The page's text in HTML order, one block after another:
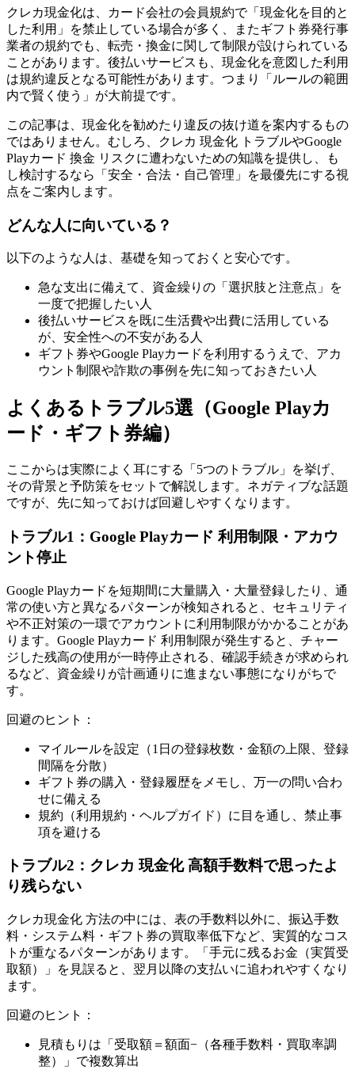
クレカ現金化は、カード会社の会員規約で「現金化を目的と
した利用」を禁止している場合が多く、またギフト券発行事
業者の規約でも、転売・換金に関して制限が設けられている
ことがあります。後払いサービスも、現金化を意図した利用
は規約違反となる可能性があります。つまり「ルールの範囲
内で賢く使う」が大前提です。
この記事は、現金化を勧めたり違反の抜け道を案内するもの
ではありません。むしろ、クレカ 現金化 トラブルやGoogle
Playカード 換金 リスクに遭わないための知識を提供し、も
し検討するなら「安全・合法・自己管理」を最優先にする視
点をご案内します。
どんな人に向いている？
以下のような人は、基礎を知っておくと安心です。
急な支出に備えて、資金繰りの「選択肢と注意点」を
一度で把握したい人
後払いサービスを既に生活費や出費に活用している
が、安全性への不安がある人
ギフト券やGoogle Playカードを利用するうえで、アカ
ウント制限や詐欺の事例を先に知っておきたい人
よくあるトラブル5選（Google Playカ
ード・ギフト券編）
ここからは実際によく耳にする「5つのトラブル」を挙げ、
その背景と予防策をセットで解説します。ネガティブな話題
ですが、先に知っておけば回避しやすくなります。
トラブル1：Google Playカード 利用制限・アカウ
ント停止
Google Playカードを短期間に大量購入・大量登録したり、通
常の使い方と異なるパターンが検知されると、セキュリティ
や不正対策の一環でアカウントに利用制限がかかることがあ
ります。Google Playカード 利用制限が発生すると、チャー
ジした残高の使用が一時停止される、確認手続きが求められ
るなど、資金繰りが計画通りに進まない事態になりがちで
す。
回避のヒント：
マイルールを設定（1日の登録枚数・金額の上限、登録
間隔を分散）
ギフト券の購入・登録履歴をメモし、万一の問い合わ
せに備える
規約（利用規約・ヘルプガイド）に目を通し、禁止事
項を避ける
トラブル2：クレカ 現金化 高額手数料で思ったよ
り残らない
クレカ現金化 方法の中には、表の手数料以外に、振込手数
料・システム料・ギフト券の買取率低下など、実質的なコス
トが重なるパターンがあります。「手元に残るお金（実質受
取額）」を見誤ると、翌月以降の支払いに追われやすくなり
ます。
回避のヒント：
見積もりは「受取額＝額面−（各種手数料・買取率調
整）」で複数算出